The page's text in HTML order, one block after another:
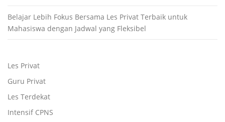
Belajar Lebih Fokus Bersama Les Privat Terbaik untuk
Mahasiswa dengan Jadwal yang Fleksibel
Les Privat
Guru Privat
Les Terdekat
Intensif CPNS